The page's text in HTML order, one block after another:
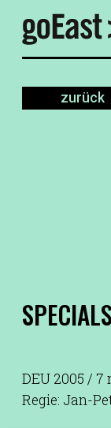
zurück
SPECIALS
DEU 2005 / 7
Regie: Jan-